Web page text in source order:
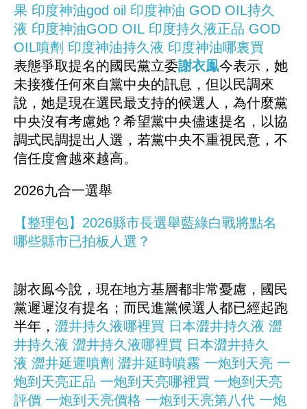
果 印度神油god oil 印度神油 GOD OIL持久
液 印度神油GOD OIL 印度持久液正品 GOD
OIL噴劑 印度神油持久液 印度神油哪裏買
表態爭取提名的國民黨立委謝衣鳯今表示，她
未接獲任何來自黨中央的訊息，但以民調來
說，她是現在選民最支持的候選人，為什麼黨
中央沒有考慮她？希望黨中央儘速提名，以協
調式民調提出人選，若黨中央不重視民意，不
信任度會越來越高。
2026九合一選舉
【整理包】2026縣市長選舉藍綠白戰將點名
哪些縣市已拍板人選？
謝衣鳯今說，現在地方基層都非常憂慮，國民
黨遲遲沒有提名；而民進黨候選人都已經起跑
半年， 澀井持久液哪裡買 日本澀井持久液 澀
井持久液 澀井持久液哪裡買 日本澀井持久
液 澀井延遲噴劑 澀井延時噴霧 一炮到天亮 一
炮到天亮正品 一炮到天亮哪裡買 一炮到天亮
評價 一炮到天亮價格 一炮到天亮第八代 一炮